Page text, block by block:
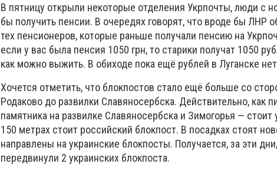
В пятницу открыли некоторые отделения Укрпочты, люди с
бы получить пенсии. В очередях говорят, что вроде бы ЛНР
тех пенсионеров, которые раньше получали пенсию на
если у вас была пенсия 1050 грн, то старики получат 1050
как можно выжить. В обиходе пока ещё рублей в Луганске
Хочется отметить, что блокпостов стало ещё больше со
Родаково до развилки Славяносербска. Действительно, как
памятника на развилке Славяносербска и Зимогорья — стоит
150 метрах стоит российский блокпост. В посадках стоят
направлены на украинские блокпосты. Получается, за эти
передвинули 2 украинских блокпоста.